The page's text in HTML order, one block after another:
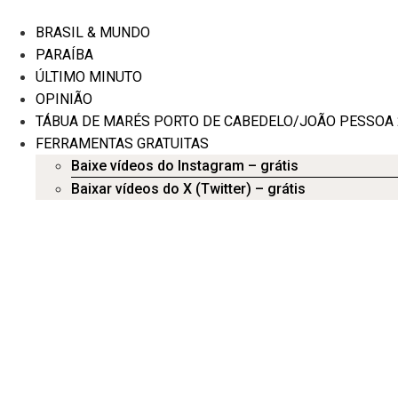
para
conteúdo
BRASIL & MUNDO
PARAÍBA
ÚLTIMO MINUTO
OPINIÃO
TÁBUA DE MARÉS PORTO DE CABEDELO/JOÃO
FERRAMENTAS GRATUITAS
Baixe vídeos do Instagram – grátis
Baixar vídeos do X (Twitter) – grátis